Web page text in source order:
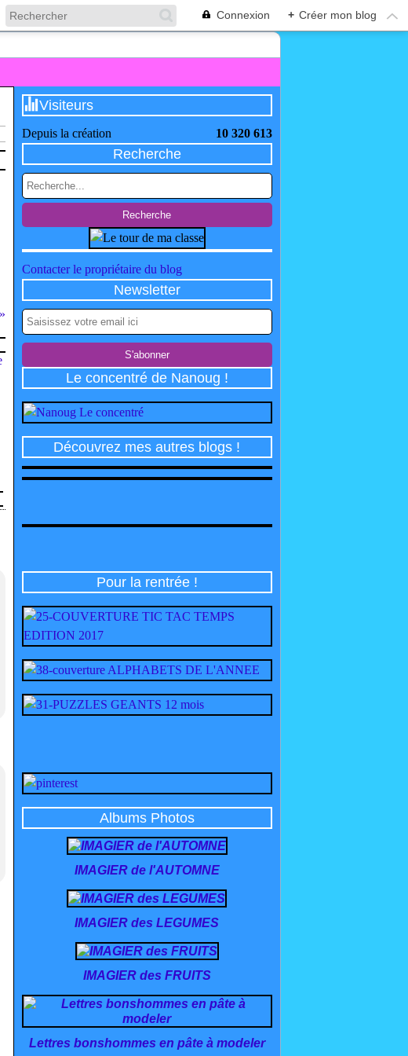
Connexion + Créer mon blog
Visiteurs
Depuis la création 10 320 613
Recherche
Contacter le propriétaire du blog
Newsletter
Le concentré de Nanoug !
Découvrez mes autres blogs !
Pour la rentrée !
Albums Photos
IMAGIER de l'AUTOMNE
IMAGIER des LEGUMES
IMAGIER des FRUITS
Lettres bonshommes en pâte à modeler